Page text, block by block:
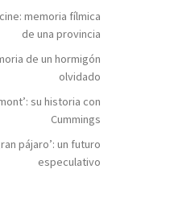
memoria fílmica
de una provincia
de un hormigón
olvidado
su historia con
Cummings
pájaro’: un futuro
especulativo